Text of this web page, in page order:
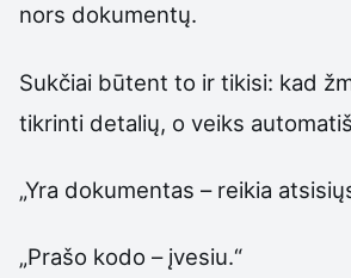
nors dokumentų.
Sukčiai būtent to ir tikisi: kad
tikrinti detalių, o veiks
„Yra dokumentas – reikia
„Prašo kodo – įvesiu.“